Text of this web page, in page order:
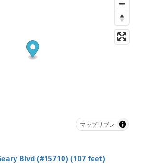
マップリブレ
Blvd (#15710) (107 feet)